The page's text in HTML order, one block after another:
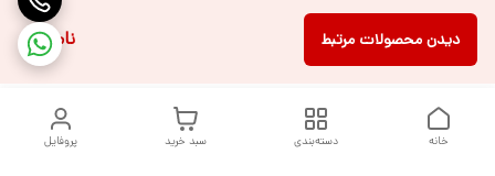
ناموجود دیدن محصولات مرتبط
پروفایل سبد خرید دسته‌بندی خانه